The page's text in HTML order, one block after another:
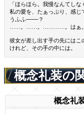
「ほらほら。我慢なんてしな
私の愛を、たぁっぷり、感じ
うふふ───？
……。……。…………。はぁ。
彼女が差し出す手の先にはこ
けれど、その手の中には。
概念礼装の
概念礼